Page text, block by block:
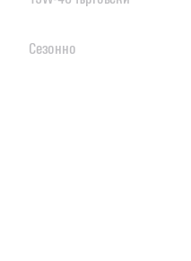
Сезонно